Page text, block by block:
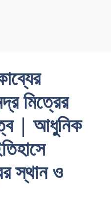
মিত্রের
| আধুনিক
স্থান ও